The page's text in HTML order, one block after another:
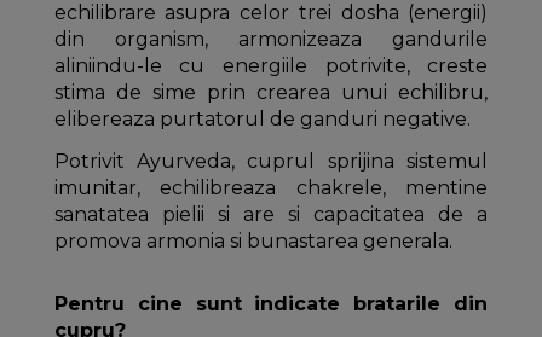
echilibrare asupra celor trei dosha (energii)
din organism, armonizeaza gandurile
aliniindu-le cu energiile potrivite, creste
stima de sime prin crearea unui echilibru,
elibereaza purtatorul de ganduri negative.
Potrivit Ayurveda, cuprul sprijina sistemul
imunitar, echilibreaza chakrele, mentine
sanatatea pielii si are si capacitatea de a
promova armonia si bunastarea generala.
Pentru cine sunt indicate bratarile din
cupru?